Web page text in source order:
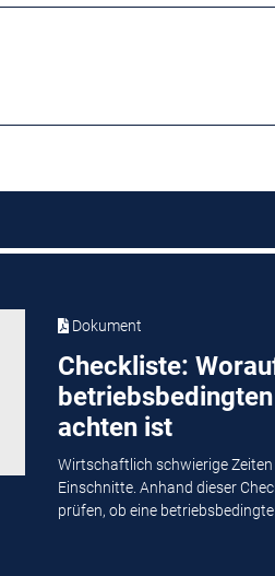
Dokument
Checkliste:
achten ist
Wirtschaftlich schwierige
Einschnitte. Anhand dieser
prüfen, ob eine